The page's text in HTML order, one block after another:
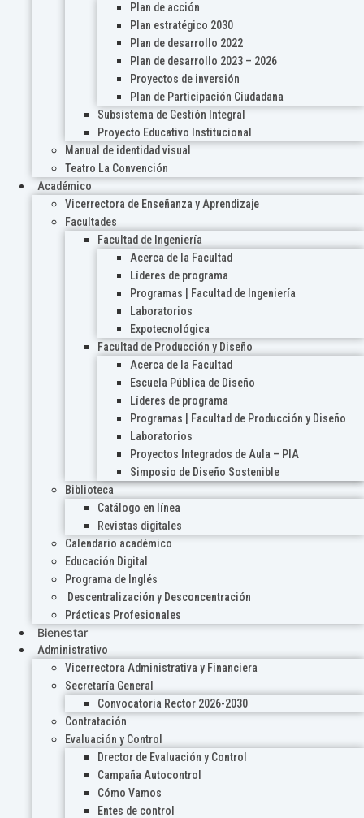
Plan de acción
Plan estratégico 2030
Plan de desarrollo 2022
Plan de desarrollo 2023 – 2026
Proyectos de inversión
Plan de Participación Ciudadana
Subsistema de Gestión Integral
Proyecto Educativo Institucional
Manual de identidad visual
Teatro La Convención
Académico
Vicerrectora de Enseñanza y Aprendizaje
Facultades
Facultad de Ingeniería
Acerca de la Facultad
Líderes de programa
Programas | Facultad de Ingeniería
Laboratorios
Expotecnológica
Facultad de Producción y Diseño
Acerca de la Facultad
Escuela Pública de Diseño
Líderes de programa
Programas | Facultad de Producción y Diseño
Laboratorios
Proyectos Integrados de Aula – PIA
Simposio de Diseño Sostenible
Biblioteca
Catálogo en línea
Revistas digitales
Calendario académico
Educación Digital
Programa de Inglés
Descentralización y Desconcentración
Prácticas Profesionales
Bienestar
Administrativo
Vicerrectora Administrativa y Financiera
Secretaría General
Convocatoria Rector 2026-2030
Contratación
Evaluación y Control
Drector de Evaluación y Control
Campaña Autocontrol
Cómo Vamos
Entes de control